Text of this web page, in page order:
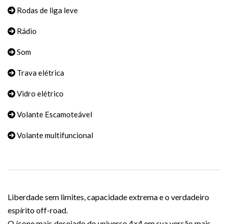
Rodas de liga leve
Rádio
Som
Trava elétrica
Vidro elétrico
Volante Escamoteável
Volante multifuncional
Liberdade sem limites, capacidade extrema e o verdadeiro
espírito off-road.